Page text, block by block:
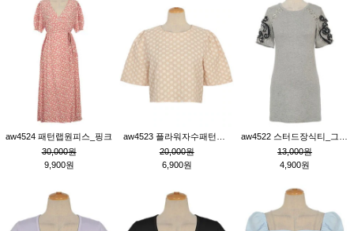
aw4524 패턴랩원피스_핑크
30,000원
9,900원
20,000원
6,900원
13,000원
4,900원